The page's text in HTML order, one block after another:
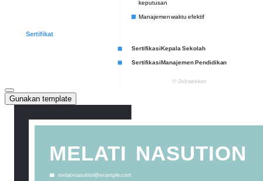
Gunakan template